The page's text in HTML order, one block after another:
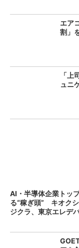
エア
割」
「上
ュニ
AI・半導体企業トッ
る“稼ぎ頭” キオク
ジクラ、東京エレデ